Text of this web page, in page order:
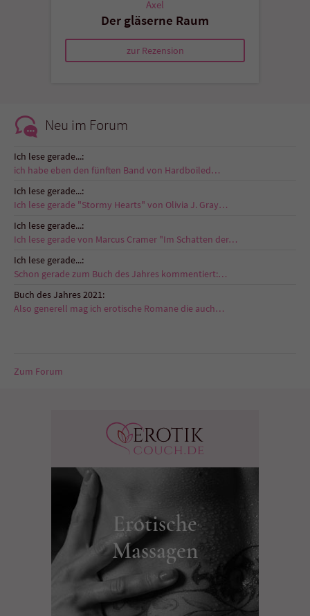
Axel
Der gläserne Raum
zur Rezension
Neu im Forum
Ich lese gerade...:
ich habe eben den fünften Band von Hardboiled…
Ich lese gerade...:
Ich lese gerade "Stormy Hearts" von Olivia J. Gray…
Ich lese gerade...:
Ich lese gerade von Marcus Cramer "Im Schatten der…
Ich lese gerade...:
Schon gerade zum Buch des Jahres kommentiert:…
Buch des Jahres 2021:
Also generell mag ich erotische Romane die auch…
Zum Forum
Erotische
Massagen